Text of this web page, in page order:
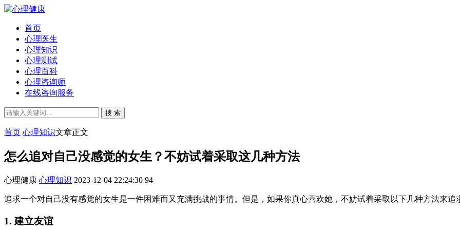
首页
心理医生
心理知识
心理测试
心理百科
心理咨询师
在线咨询服务
搜 索
首页 心理知识文章正文
怎么追对自己没感觉的女生？不妨试着采取这几种方法
心理健康 心理知识 2023-12-04 22:24:30 94
追求一个对自己没有感觉的女生是一件困难而又充满挑战的事情。但是，如果你真心喜欢她，不妨试着采取以下几种方法来追
1. 建立友谊